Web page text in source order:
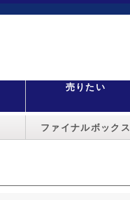
売りたい
ファイナルボックス